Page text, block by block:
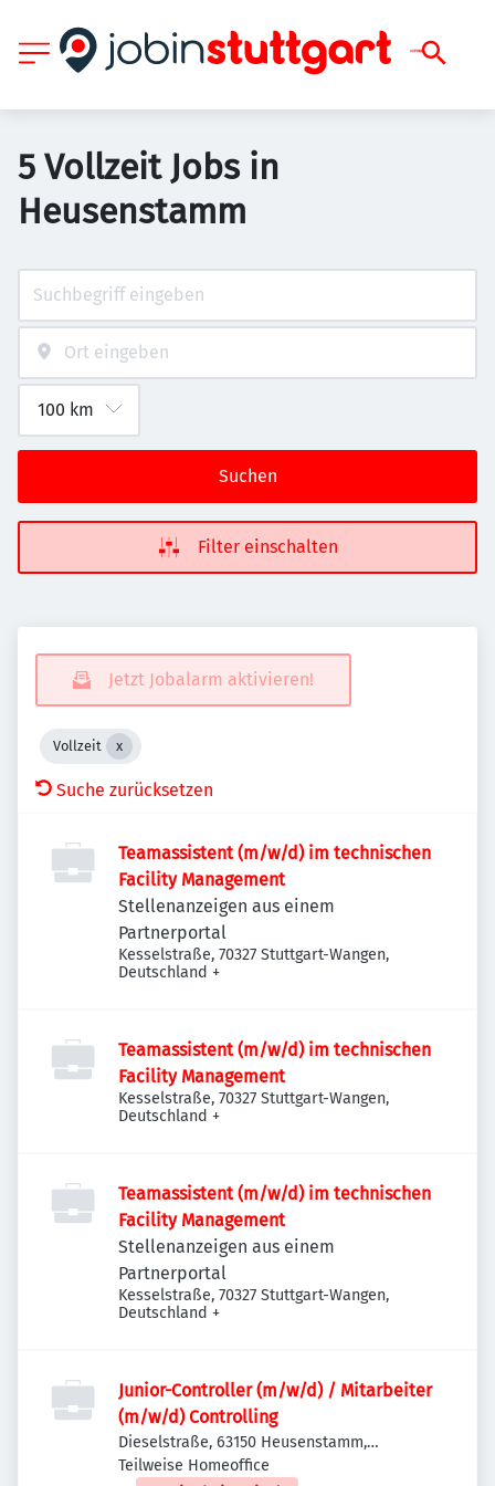
5 Vollzeit Jobs in
Heusenstamm
Suchen
Filter einschalten
Jetzt Jobalarm aktivieren!
Vollzeit
Suche zurücksetzen
Teamassistent (m/w/d) im technischen
Facility Management
Stellenanzeigen aus einem
Partnerportal
Kesselstraße, 70327 Stuttgart-Wangen,
Deutschland +
Teamassistent (m/w/d) im technischen
Facility Management
Kesselstraße, 70327 Stuttgart-Wangen,
Deutschland +
Teamassistent (m/w/d) im technischen
Facility Management
Stellenanzeigen aus einem
Partnerportal
Kesselstraße, 70327 Stuttgart-Wangen,
Deutschland +
Junior-Controller (m/w/d) / Mitarbeiter
(m/w/d) Controlling
Dieselstraße, 63150 Heusenstamm,
Deutschland
Teilweise Homeoffice